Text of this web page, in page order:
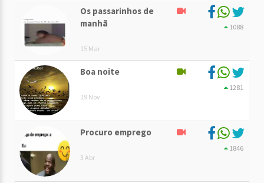
Os passarinhos de
manhã
15 Mar
1088
Boa noite
19 Nov
1281
Procuro emprego
3 Abr
1846